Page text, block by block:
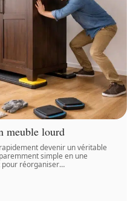
meuble lourd
devenir un véritable
simple en une
pour réorganiser…